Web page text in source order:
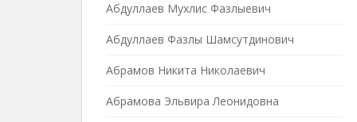
Абдуллаев Мухлис Фазлыевич
Абдуллаев Фазлы Шамсутдинович
Абрамов Никита Николаевич
Абрамова Эльвира Леонидовна